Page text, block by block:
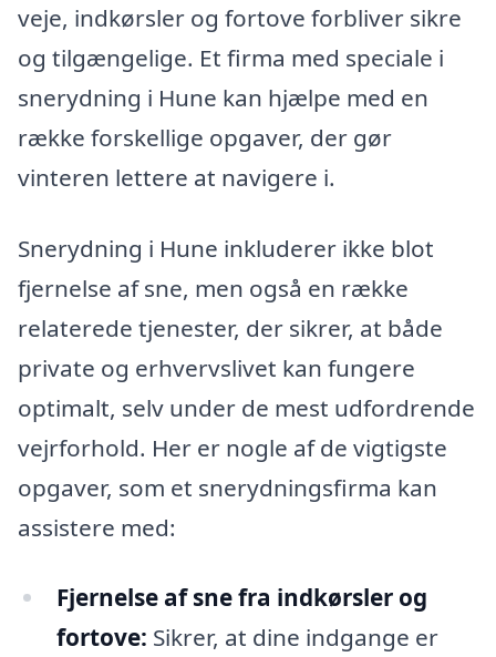
veje, indkørsler og fortove forbliver sikre
og tilgængelige. Et firma med speciale i
snerydning i Hune kan hjælpe med en
række forskellige opgaver, der gør
vinteren lettere at navigere i.
Snerydning i Hune inkluderer ikke blot
fjernelse af sne, men også en række
relaterede tjenester, der sikrer, at både
private og erhvervslivet kan fungere
optimalt, selv under de mest udfordrende
vejrforhold. Her er nogle af de vigtigste
opgaver, som et snerydningsfirma kan
assistere med:
Fjernelse af sne fra indkørsler og
fortove: Sikrer, at dine indgange er